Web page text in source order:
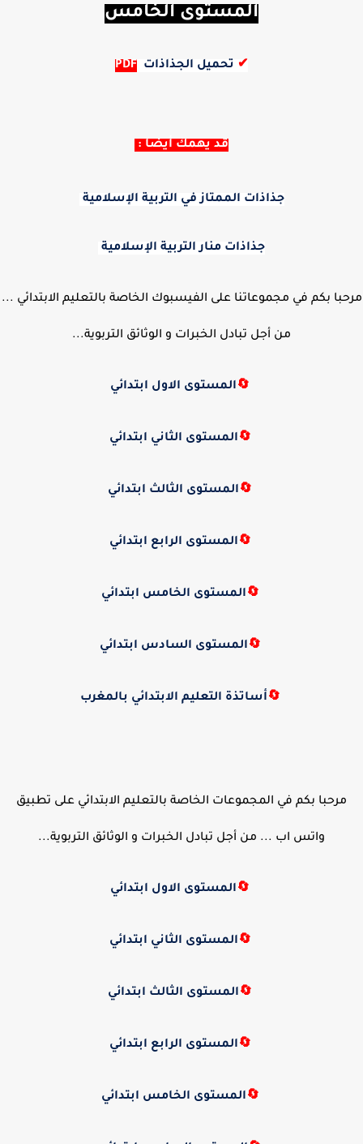
المستوى الخامس
✔ تحميل الجذاذات PDF
قد يهمك أيضا :
جذاذات الممتاز في التربية الإسلامية
جذاذات منار التربية الإسلامية
مرحبا بكم في مجموعاتنا على الفيسبوك الخاصة بالتعليم الابتدائي ...
من أجل تبادل الخبرات و الوثائق التربوية...
🔄المستوى الاول ابتدائي
🔄المستوى الثاني ابتدائي
🔄المستوى الثالث ابتدائي
🔄المستوى الرابع ابتدائي
🔄المستوى الخامس ابتدائي
🔄المستوى السادس ابتدائي
🔄أساتذة التعليم الابتدائي بالمغرب
مرحبا بكم في المجموعات الخاصة بالتعليم الابتدائي على تطبيق
واتس اب ... من أجل تبادل الخبرات و الوثائق التربوية...
🔄المستوى الاول ابتدائي
🔄المستوى الثاني ابتدائي
🔄المستوى الثالث ابتدائي
🔄المستوى الرابع ابتدائي
🔄المستوى الخامس ابتدائي